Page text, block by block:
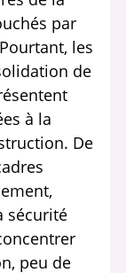
par
les
de
à la
De
sécurité
peu de